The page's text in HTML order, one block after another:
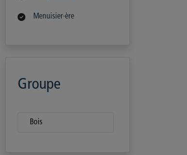
Menuisier·ère
Groupe
Bois